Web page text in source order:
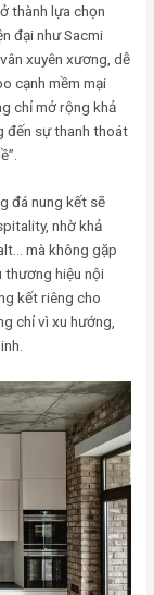
thành lựa chọn
đại như Sacmi
xuyên xương, dễ
cạnh mềm mại
chỉ mở rộng khả
đến sự thanh thoát
đá nung kết sẽ
nhờ khả
mà không gặp
thương hiệu nội
kết riêng cho
chỉ vì xu hướng,